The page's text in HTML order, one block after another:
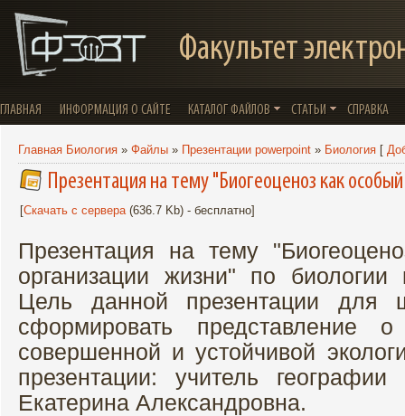
Факультет
ГЛАВНАЯ ИНФОРМАЦИЯ О САЙТЕ КАТАЛОГ ФАЙЛОВ СТАТЬИ СПРАВКА
Главная Биология » Файлы » Презентации powerpoint » Биология [
Презентация на тему "Биогеоценоз как
[Скачать с сервера(636.7 Kb) - бесплатно]
Презентация на тему
организации жизни" по
Цель данной презентации для
сформировать представление
совершенной и устойчивой
презентации: учитель
Екатерина Александровна.